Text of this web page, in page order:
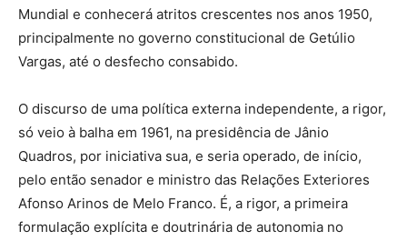
Mundial e conhecerá atritos crescentes nos anos 1950,
principalmente no governo constitucional de Getúlio
Vargas, até o desfecho consabido.
O discurso de uma política externa independente, a rigor,
só veio à balha em 1961, na presidência de Jânio
Quadros, por iniciativa sua, e seria operado, de início,
pelo então senador e ministro das Relações Exteriores
Afonso Arinos de Melo Franco. É, a rigor, a primeira
formulação explícita e doutrinária de autonomia no